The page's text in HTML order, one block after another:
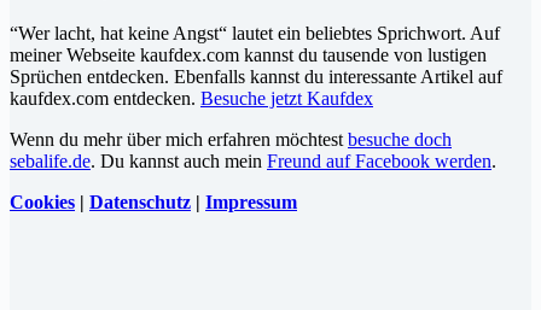
“Wer lacht, hat keine Angst“ lautet ein beliebtes Sprichwort. Auf
meiner Webseite kaufdex.com kannst du tausende von lustigen
Sprüchen entdecken. Ebenfalls kannst du interessante Artikel auf
kaufdex.com entdecken. Besuche jetzt Kaufdex
Wenn du mehr über mich erfahren möchtest besuche doch
sebalife.de. Du kannst auch mein Freund auf Facebook werden.
Cookies | Datenschutz | Impressum